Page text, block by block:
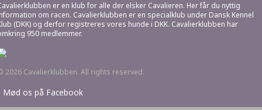
er en klub for alle der elsker Cavalieren. Her får du nyttig
om racen. Cavalierklubben er en specialklub under Dansk Kennel
(DKK) og derfor registreres vores hunde i DKK. Cavalierklubben har
950 medlemmer.
2026 Cavalierklubben. All rights reserved.
Mød os på Facebook